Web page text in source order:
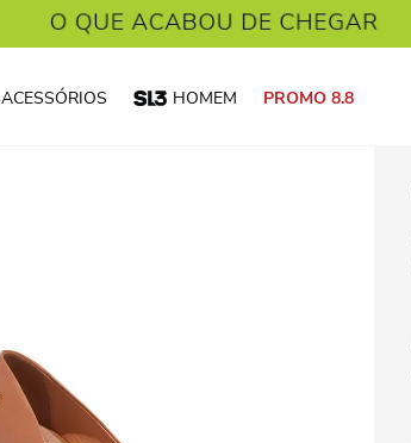
ACESSÓRIOS HOMEM PROMO 8.8